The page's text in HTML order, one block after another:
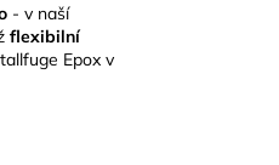
- v naší
flexibilní
Epox v